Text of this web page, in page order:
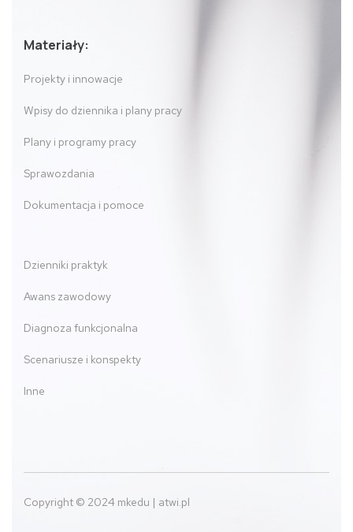
Materiały:
Projekty i innowacje
Wpisy do dziennika i plany pracy
Plany i programy pracy
Sprawozdania
Dokumentacja i pomoce
Dzienniki praktyk
Awans zawodowy
Diagnoza funkcjonalna
Scenariusze i konspekty
Inne
Copyright © 2024 mkedu | atwi.pl